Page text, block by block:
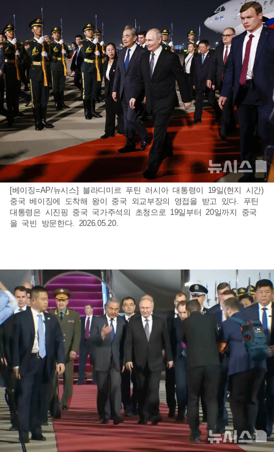
[베이징=AP/뉴시스] 블라디미르 푸틴 러시아 대통령이 19일(현지 시간)
중국 베이징에 도착해 왕이 중국 외교부장의 영접을 받고 있다. 푸틴
대통령은 시진핑 중국 국가주석의 초청으로 19일부터 20일까지 중국
을 국빈 방문한다. 2026.05.20.